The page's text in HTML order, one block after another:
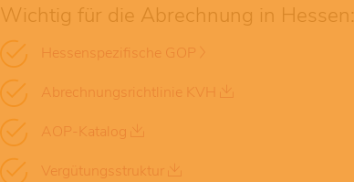
Wichtig für die Abrechnung in Hessen:
Hessenspezifische GOP
Abrechnungsrichtlinie KVH
AOP-Katalog
Vergütungsstruktur